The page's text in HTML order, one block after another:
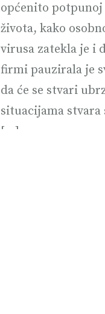
općenito
života, kako
virusa zatekla je i
firmi pauzirala je
da će se stvari
situacijama
[…]